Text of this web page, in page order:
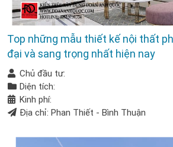
Top những mẫu thiết kế nội thất
đại và sang trọng nhất hiện nay
Chủ đầu tư:
Diện tích:
Kinh phí:
Địa chỉ: Phan Thiết - Bình Thuận